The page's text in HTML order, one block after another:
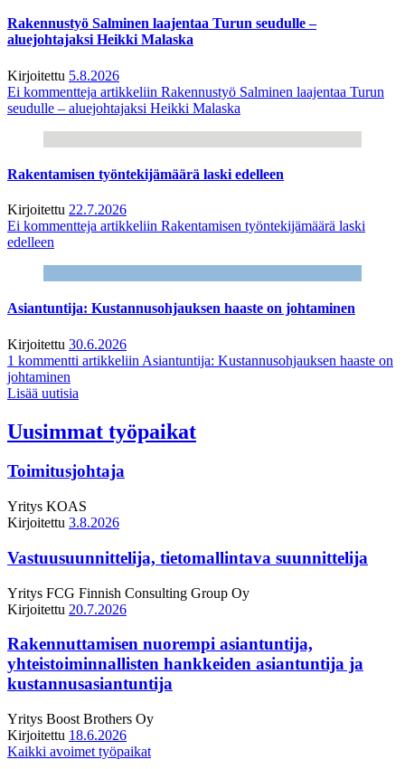
Rakennustyö Salminen laajentaa Turun seudulle –
aluejohtajaksi Heikki Malaska
Kirjoitettu 5.8.2026
Ei kommentteja artikkeliin Rakennustyö Salminen laajentaa Turun
seudulle – aluejohtajaksi Heikki Malaska
Rakentamisen työntekijämäärä laski edelleen
Kirjoitettu 22.7.2026
Ei kommentteja artikkeliin Rakentamisen työntekijämäärä laski
edelleen
Asiantuntija: Kustannusohjauksen haaste on johtaminen
Kirjoitettu 30.6.2026
1 kommentti artikkeliin Asiantuntija: Kustannusohjauksen haaste on
johtaminen
Lisää uutisia
Uusimmat työpaikat
Toimitusjohtaja
Yritys KOAS
Kirjoitettu 3.8.2026
Vastuusuunnittelija, tietomallintava suunnittelija
Yritys FCG Finnish Consulting Group Oy
Kirjoitettu 20.7.2026
Rakennuttamisen nuorempi asiantuntija,
yhteistoiminnallisten hankkeiden asiantuntija ja
kustannusasiantuntija
Yritys Boost Brothers Oy
Kirjoitettu 18.6.2026
Kaikki avoimet työpaikat